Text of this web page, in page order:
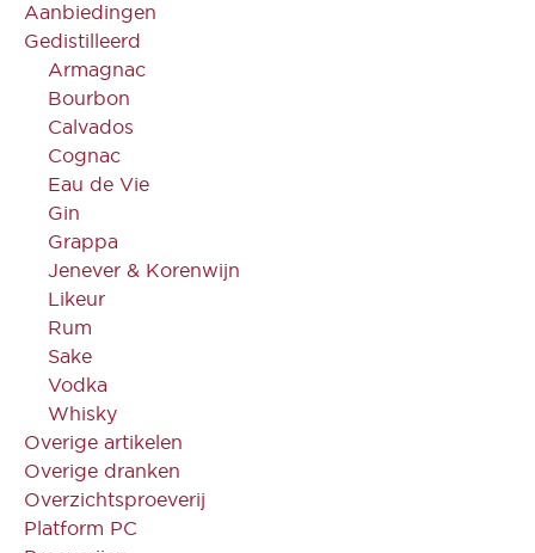
Aanbiedingen
Gedistilleerd
Armagnac
Bourbon
Calvados
Cognac
Eau de Vie
Gin
Grappa
Jenever & Korenwijn
Likeur
Rum
Sake
Vodka
Whisky
Overige artikelen
Overige dranken
Overzichtsproeverij
Platform PC